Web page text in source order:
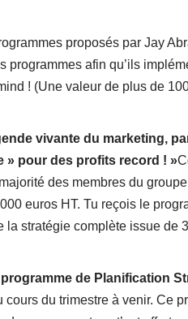
proposés par Jay
programmes afin qu’ils
! (Une valeur de plus de
vivante du marketing,
» pour des profits record ! »
des membres du
euros HT. Tu reçois le
la stratégie complète issue de
de Planification
du trimestre à venir. Ce